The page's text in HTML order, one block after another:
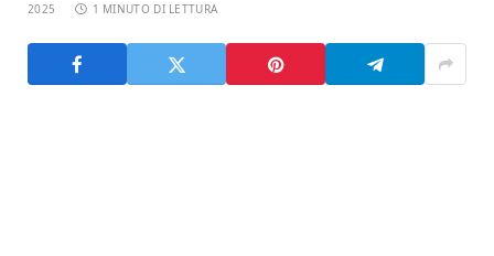
2025 1 MINUTO DI LETTURA